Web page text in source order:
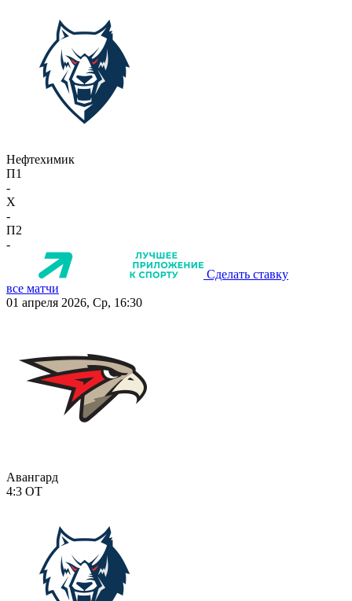
Нефтехимик
П1
-
X
-
П2
-
Сделать ставку
все матчи
01 апреля 2026, Ср, 16:30
Авангард
4:3 ОТ